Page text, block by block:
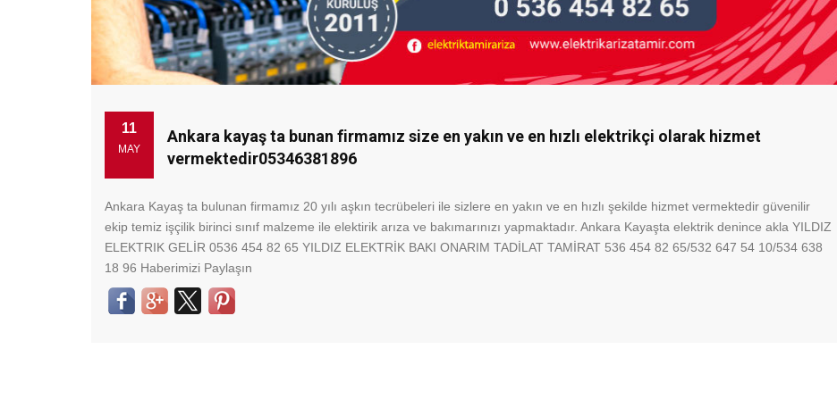
11
MAY
Ankara kayaş ta bunan firmamız size en yakın ve en hızlı elektrikçi olarak hizmet
vermektedir05346381896
Ankara Kayaş ta bulunan firmamız 20 yılı aşkın tecrübeleri ile sizlere en yakın ve en hızlı şekilde hizmet vermektedir güvenilir
ekip temiz işçilik birinci sınıf malzeme ile elektirik arıza ve bakımarınızı yapmaktadır. Ankara Kayaşta elektrik denince akla YILDIZ
ELEKTRIK GELİR 0536 454 82 65 YILDIZ ELEKTRİK BAKI ONARIM TADİLAT TAMİRAT 536 454 82 65/532 647 54 10/534 638
18 96 Haberimizi Paylaşın